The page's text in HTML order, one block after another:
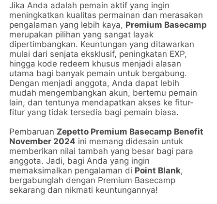
Jika Anda adalah pemain aktif yang ingin
meningkatkan kualitas permainan dan merasakan
pengalaman yang lebih kaya, Premium Basecamp
merupakan pilihan yang sangat layak
dipertimbangkan. Keuntungan yang ditawarkan
mulai dari senjata eksklusif, peningkatan EXP,
hingga kode redeem khusus menjadi alasan
utama bagi banyak pemain untuk bergabung.
Dengan menjadi anggota, Anda dapat lebih
mudah mengembangkan akun, bertemu pemain
lain, dan tentunya mendapatkan akses ke fitur-
fitur yang tidak tersedia bagi pemain biasa.
Pembaruan Zepetto Premium Basecamp Benefit
November 2024 ini memang didesain untuk
memberikan nilai tambah yang besar bagi para
anggota. Jadi, bagi Anda yang ingin
memaksimalkan pengalaman di Point Blank,
bergabunglah dengan Premium Basecamp
sekarang dan nikmati keuntungannya!